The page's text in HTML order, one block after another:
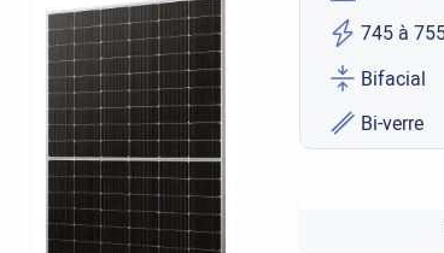
745 à
Bifacial
Bi-verre